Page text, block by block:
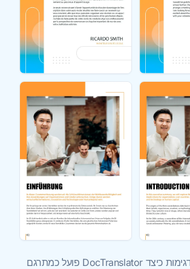
דוגמאות אלה מדגימות כיצד ‏DocTranslator פועל כמתרגם